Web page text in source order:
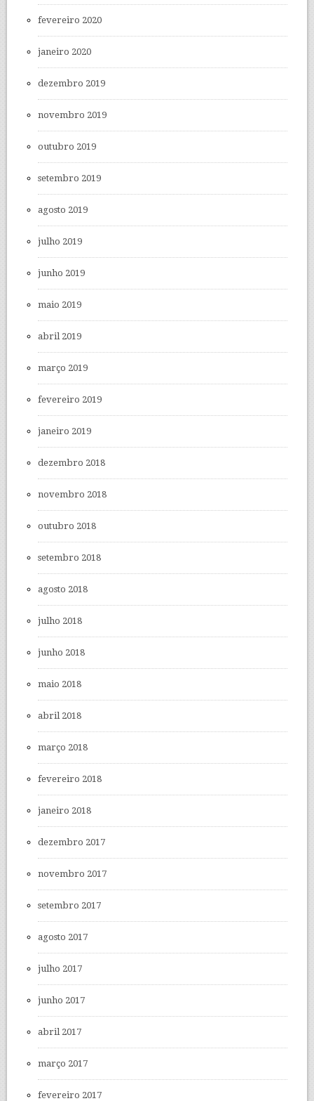
fevereiro 2020
janeiro 2020
dezembro 2019
novembro 2019
outubro 2019
setembro 2019
agosto 2019
julho 2019
junho 2019
maio 2019
abril 2019
março 2019
fevereiro 2019
janeiro 2019
dezembro 2018
novembro 2018
outubro 2018
setembro 2018
agosto 2018
julho 2018
junho 2018
maio 2018
abril 2018
março 2018
fevereiro 2018
janeiro 2018
dezembro 2017
novembro 2017
setembro 2017
agosto 2017
julho 2017
junho 2017
abril 2017
março 2017
fevereiro 2017